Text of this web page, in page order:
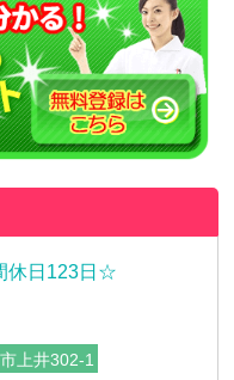
休日123日☆
上井302-1